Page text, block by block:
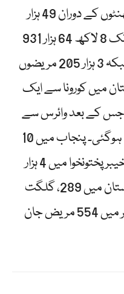
ٹیسٹ کئے گئے، گذشتہ 24 گھنٹوں کے دوران 49 ہزار
285 نئے ٹیسٹ کئے گئے، اب تک 8 لاکھ 64 ہزار 931
مریض صحتیاب ہوچکے ہیں جبکہ 3 ہزار 205 مریضوں
میں کورونا سے ایک
ہوئے جس کے بعد وائرس سے
مرنے والوں کی تعداد 21 ہزار 323 ہوگئی۔ پنجاب میں 10
ہزار 314، سندھ میں 5 ہزار 136، خیبر پختونخوا میں 4 ہزار
158، اسلام آباد میں 765، بلوچستان میں 289، گلگت
بلتستان میں 107 اور آزاد کشمیر میں 554 مریض جان